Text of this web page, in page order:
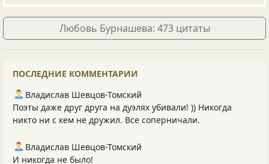
Любовь Бурнашева: 473 цитаты
ПОСЛЕДНИЕ КОММЕНТАРИИ
Владислав Шевцов-Томский
Поэты даже друг друга на дуэлях убивали! )) Никогда
никто ни с кем не дружил. Все соперничали.
Владислав Шевцов-Томский
И никогда не было!